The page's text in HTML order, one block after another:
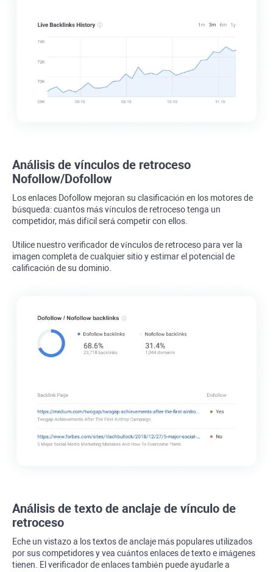
Análisis de vínculos de retroceso
Nofollow/Dofollow
Los enlaces Dofollow mejoran su clasificación en los motores de
búsqueda: cuantos más vínculos de retroceso tenga un
competidor, más difícil será competir con ellos.
Utilice nuestro verificador de vínculos de retroceso para ver la
imagen completa de cualquier sitio y estimar el potencial de
calificación de su dominio.
Análisis de texto de anclaje de vínculo de
retroceso
Eche un vistazo a los textos de anclaje más populares utilizados
por sus competidores y vea cuántos enlaces de texto e imágenes
tienen. El verificador de enlaces también puede ayudarle a